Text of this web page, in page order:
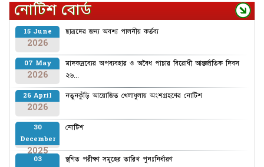
নোটিশ বোর্ড
15 June
2026
ছাত্রদের জন্য অবশ্য পালনীয় কর্তব্য
07 May
2026
মাদকদ্রব্যের অপব্যবহার ও অবৈধ পাচার বিরোধী আন্তর্জাতিক দিবস
২৬...
26 April
2026
নতুনকুঁড়ি আয়োজিত খেলাধুলায় অংশগ্রহণের নোটিশ
30
December
2025
নোটিশ
03
স্থগিত পরীক্ষা সমূহের তারিখ পুনঃনির্ধারণ